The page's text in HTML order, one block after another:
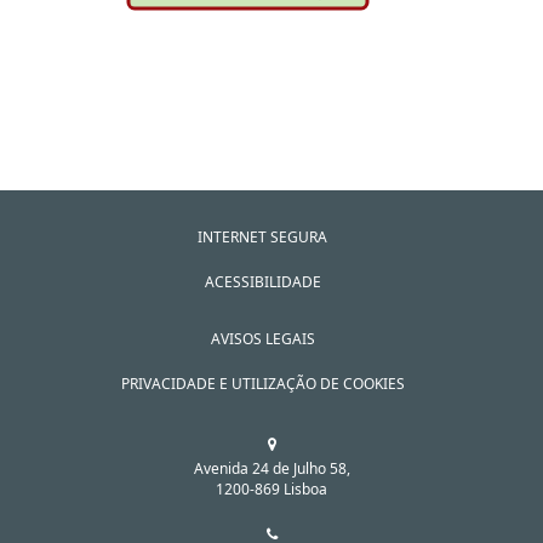
INTERNET SEGURA
ACESSIBILIDADE
AVISOS LEGAIS
PRIVACIDADE E UTILIZAÇÃO DE COOKIES
Avenida 24 de Julho 58,
1200-869 Lisboa